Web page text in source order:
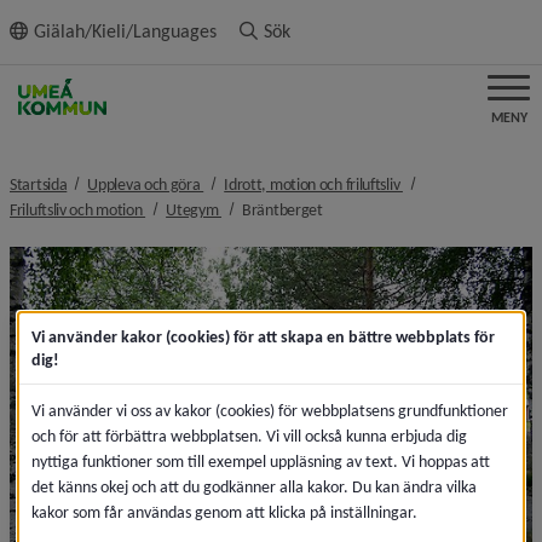
innehållet
Giälah/Kieli/Languages Sök
MENY
Startsida Uppleva och göra nivå i brödsmulenavigeringen
Idrott, motion och friluftsliv nivå i
Friluftsliv och motion nivå i brödsmulenavigeringen
Utegym nivå i brödsmulenavigeringen
Bräntbergetnivå i brödsmulenavigeringen
Vi använder kakor (cookies) för att skapa en bättre webbplats för
dig!
Vi använder vi oss av kakor (cookies) för webbplatsens grundfunktioner
och för att förbättra webbplatsen. Vi vill också kunna erbjuda dig
nyttiga funktioner som till exempel uppläsning av text. Vi hoppas att
det känns okej och att du godkänner alla kakor. Du kan ändra vilka
kakor som får användas genom att klicka på inställningar.